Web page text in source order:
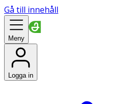
Gå till innehåll
Meny
Logga in